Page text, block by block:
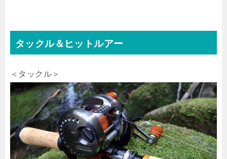
タックル＆ヒットルアー
＜タックル＞